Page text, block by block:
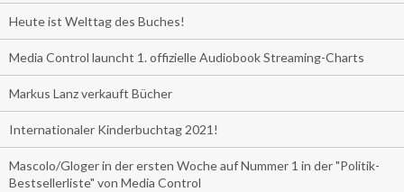
Heute ist Welttag des Buches!
Media Control launcht 1. offizielle Audiobook Streaming-Charts
Markus Lanz verkauft Bücher
Internationaler Kinderbuchtag 2021!
Mascolo/Gloger in der ersten Woche auf Nummer 1 in der "Politik-
Bestsellerliste" von Media Control